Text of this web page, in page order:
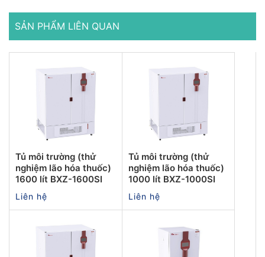
SẢN PHẨM LIÊN QUAN
Tủ môi trường (thử
nghiệm lão hóa thuốc)
1600 lít BXZ-1600SI
Liên hệ
Tủ môi trường (thử
nghiệm lão hóa thuốc)
1000 lít BXZ-1000SI
Liên hệ